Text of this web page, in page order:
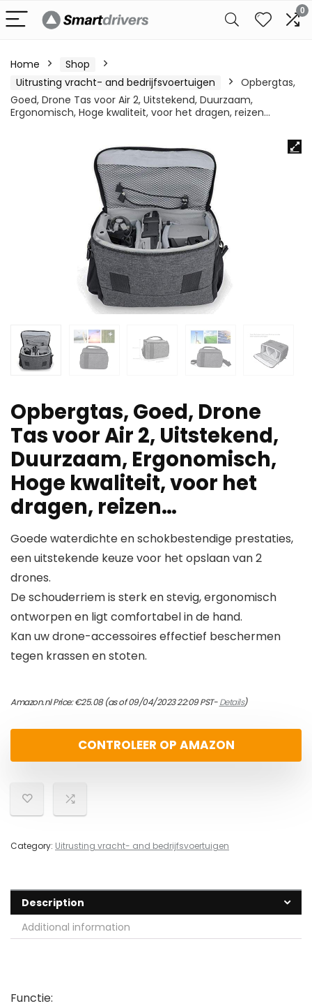
0
Home
Shop
Uitrusting vracht- and bedrijfsvoertuigen
Opbergtas,
Goed, Drone Tas voor Air 2, Uitstekend, Duurzaam,
Ergonomisch, Hoge kwaliteit, voor het dragen, reizen…
Opbergtas, Goed, Drone
Tas voor Air 2, Uitstekend,
Duurzaam, Ergonomisch,
Hoge kwaliteit, voor het
dragen, reizen…
Goede waterdichte en schokbestendige prestaties,
een uitstekende keuze voor het opslaan van 2
drones.
De schouderriem is sterk en stevig, ergonomisch
ontworpen en ligt comfortabel in de hand.
Kan uw drone-accessoires effectief beschermen
tegen krassen en stoten.
Amazon.nl Price:€25.08(as of 09/04/2023 22:09 PST-Details)
CONTROLEER OP AMAZON
Category: Uitrusting vracht- and bedrijfsvoertuigen
Description
Additional information
Functie: